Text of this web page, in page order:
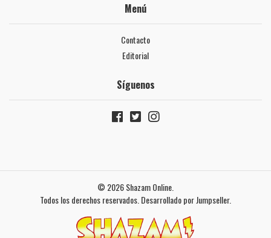
Menú
Contacto
Editorial
Síguenos
© 2026 Shazam Online.
Todos los derechos reservados. Desarrollado por Jumpseller.